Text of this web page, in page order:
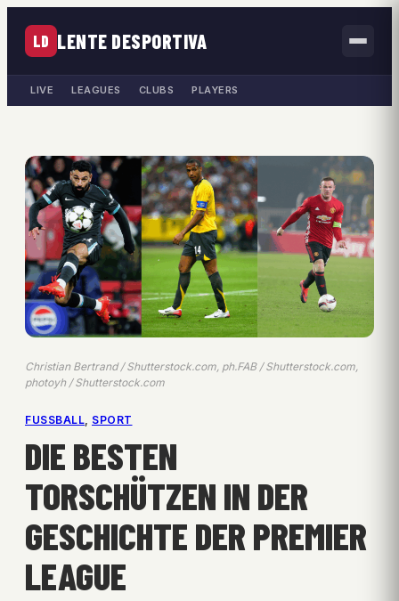
LD LENTE DESPORTIVA
LIVE LEAGUES CLUBS PLAYERS
Christian Bertrand / Shutterstock.com, ph.FAB / Shutterstock.com,
photoyh / Shutterstock.com
FUSSBALL , SPORT
DIE BESTEN
TORSCHÜTZEN IN DER
GESCHICHTE DER PREMIER
LEAGUE